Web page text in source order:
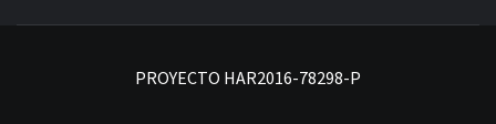
PROYECTO HAR2016-78298-P